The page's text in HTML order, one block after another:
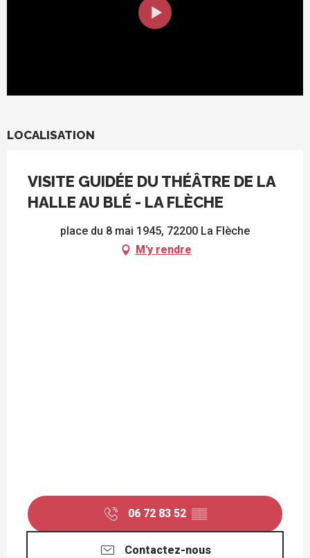
LOCALISATION
VISITE GUIDÉE DU THÉÂTRE DE LA
HALLE AU BLÉ - LA FLÈCHE
place du 8 mai 1945, 72200 La Flèche
M'y rendre
06 72 83 52 ▒▒
Contactez-nous